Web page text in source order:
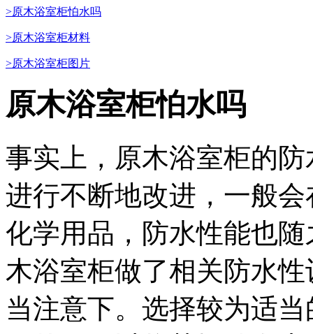
>原木浴室柜怕水吗
>原木浴室柜材料
>原木浴室柜图片
原木浴室柜怕水吗
事实上，原木浴室柜的
进行不断地改进，一般
化学用品，防水性能也
木浴室柜做了相关防水
当注意下。选择较为适